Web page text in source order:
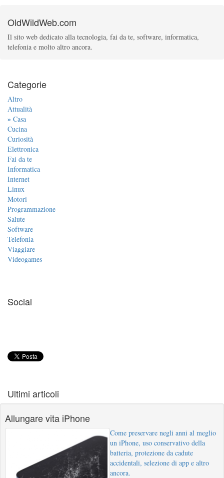
OldWildWeb.com
Il sito web dedicato alla tecnologia, fai da te, software, informatica,
telefonia e molto altro ancora.
Categorie
Altro
Attualità
» Casa
Cucina
Curiosità
Elettronica
Fai da te
Informatica
Internet
Linux
Motori
Programmazione
Salute
Software
Telefonia
Viaggiare
Videogames
Social
Ultimi articoli
Allungare vita iPhone
Come preservare negli anni al meglio
un iPhone, uso conservativo della
batteria, protezione da cadute
accidentali, selezione di app e altro
ancora.